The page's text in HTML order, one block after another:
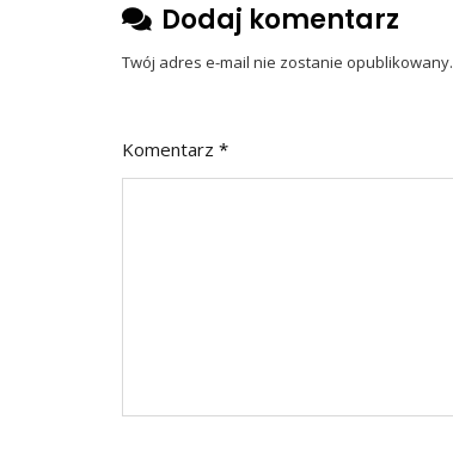
Dodaj komentarz
Twój adres e-mail nie zostanie opublikowany.
Komentarz *